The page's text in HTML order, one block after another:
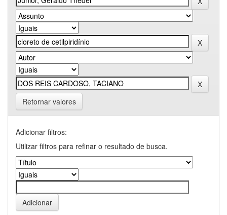
Retornar valores
Adicionar filtros:
Utilizar filtros para refinar o resultado de busca.